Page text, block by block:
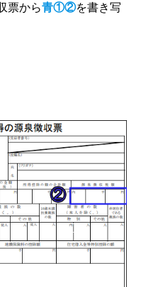
票から青①②を書き写